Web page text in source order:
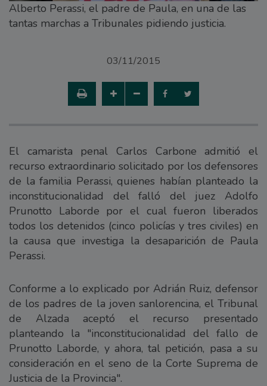
Alberto Perassi, el padre de Paula, en una de las
tantas marchas a Tribunales pidiendo justicia.
03/11/2015
El camarista penal Carlos Carbone admitió el
recurso extraordinario solicitado por los defensores
de la familia Perassi, quienes habían planteado la
inconstitucionalidad del falló del juez Adolfo
Prunotto Laborde por el cual fueron liberados
todos los detenidos (cinco policías y tres civiles) en
la causa que investiga la desaparición de Paula
Perassi.
Conforme a lo explicado por Adrián Ruiz, defensor
de los padres de la joven sanlorencina, el Tribunal
de Alzada aceptó el recurso presentado
planteando la "inconstitucionalidad del fallo de
Prunotto Laborde, y ahora, tal petición, pasa a su
consideración en el seno de la Corte Suprema de
Justicia de la Provincia".